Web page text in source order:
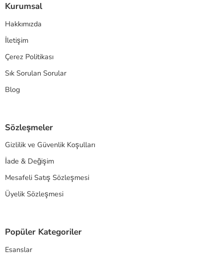
Kurumsal
Hakkımızda
İletişim
Çerez Politikası
Sık Sorulan Sorular
Blog
Sözleşmeler
Gizlilik ve Güvenlik Koşulları
İade & Değişim
Mesafeli Satış Sözleşmesi
Üyelik Sözleşmesi
Popüler Kategoriler
Esanslar